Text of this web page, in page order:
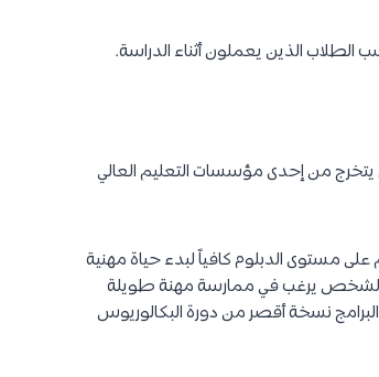
الطلاب الذين يعملون أثناء الدراسة.
من إحدى مؤسسات التعليم العالي
مستوى الدبلوم كافياً لبدء حياة مهنية
الشخص يرغب في ممارسة مهنة طويلة
نسخة أقصر من دورة البكالوريوس